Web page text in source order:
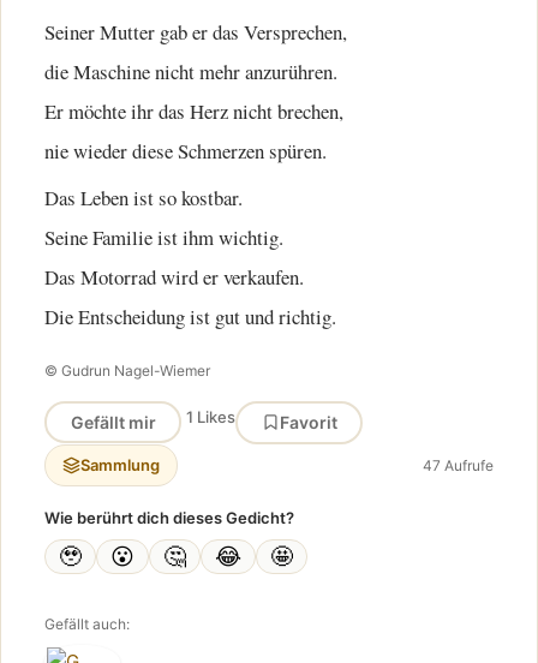
Seiner Mutter gab er das Versprechen,
die Maschine nicht mehr anzurühren.
Er möchte ihr das Herz nicht brechen,
nie wieder diese Schmerzen spüren.
Das Leben ist so kostbar.
Seine Familie ist ihm wichtig.
Das Motorrad wird er verkaufen.
Die Entscheidung ist gut und richtig.
© Gudrun Nagel-Wiemer
Gefällt mir 1 Likes Favorit
Sammlung 47 Aufrufe
Wie berührt dich dieses Gedicht?
🥹 😮 🤔 😂 🤩
Gefällt auch: